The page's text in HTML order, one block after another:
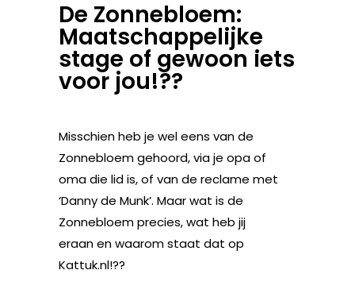
De Zonnebloem:
Maatschappelijke
stage of gewoon iets
voor jou!??
Misschien heb je wel eens van de
Zonnebloem gehoord, via je opa of
oma die lid is, of van de reclame met
‘Danny de Munk’. Maar wat is de
Zonnebloem precies, wat heb jij
eraan en waarom staat dat op
Kattuk.nl!??